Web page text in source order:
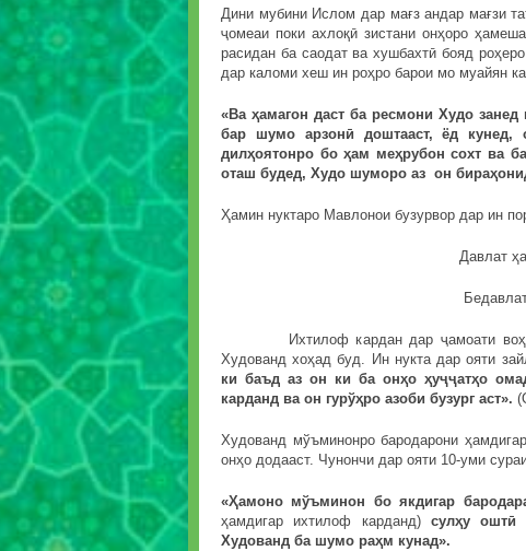
Дини мубини Ислом дар мағз андар мағзи
ҷомеаи поки ахлоқӣ зистани онҳоро
расидан ба саодат ва хушбахтӣ бояд
дар каломи хеш ин роҳро барои мо муайян
«Ва ҳамагон даст ба ресмони Худо
бар шумо арзонӣ доштааст, ёд
дилҳоятонро бо ҳам меҳрубон сохт ва
оташ будед, Худо шуморо аз он
Ҳамин нуктаро Мавлонои бузурвор дар ин
Давлат
Бедавлатӣ
Ихтилоф кардан дар ҷамоати воҳид
Худованд хоҳад буд. Ин нукта дар ояти
ки баъд аз он ки ба онҳо ҳуҷҷатҳо
карданд ва он гурўҳро азоби бузург аст».
Худованд мўъминонро бародарони
онҳо додааст. Чунончи дар ояти 10-уми
«Ҳамоно мўъминон бо якдигар
ҳамдигар ихтилоф карданд)сулҳу оштӣ
Худованд ба шумо раҳм кунад».